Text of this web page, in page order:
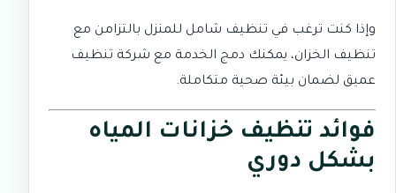
وإذا كنت ترغب في تنظيف شامل للمنزل بالتزامن مع
تنظيف الخزان، يمكنك دمج الخدمة مع شركة تنظيف
عميق لضمان بيئة صحية متكاملة.
فوائد تنظيف خزانات المياه
بشكل دوري